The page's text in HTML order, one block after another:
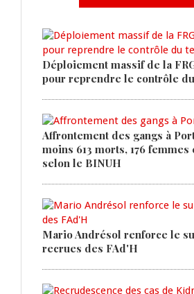
Déploiement massif de la
pour reprendre le contrôle
Affrontement des gangs à
moins 613 morts, 176
selon le BINUH
Mario Andrésol renforce le
recrues des FAd'H